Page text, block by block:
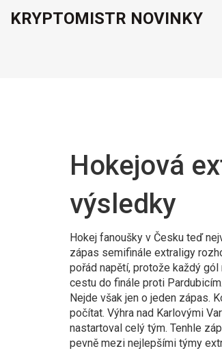
KRYPTOMISTR NOVINKY
Hokejová
výsledky
Hokej fanoušky v Česku teď
zápas semifinále extraligy
pořád napětí, protože každý
cestu do finále proti Pardubicím.
Nejde však jen o jeden zápas.
počítat. Výhra nad Karlovými
nastartoval celý tým. Tenhle
pevně mezi nejlepšími týmy